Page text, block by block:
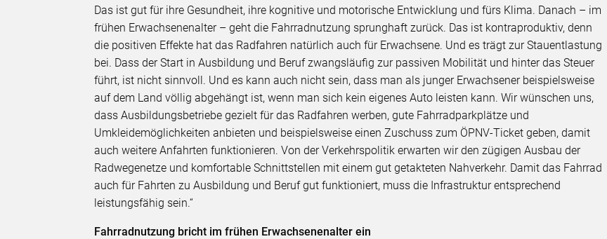
Das ist gut für ihre Gesundheit, ihre kognitive und motorische Entwicklung und fürs Klima. Danach – im
frühen Erwachsenenalter – geht die Fahrradnutzung sprunghaft zurück. Das ist kontraproduktiv, denn
die positiven Effekte hat das Radfahren natürlich auch für Erwachsene. Und es trägt zur Stauentlastung
bei. Dass der Start in Ausbildung und Beruf zwangsläufig zur passiven Mobilität und hinter das Steuer
führt, ist nicht sinnvoll. Und es kann auch nicht sein, dass man als junger Erwachsener beispielsweise
auf dem Land völlig abgehängt ist, wenn man sich kein eigenes Auto leisten kann. Wir wünschen uns,
dass Ausbildungsbetriebe gezielt für das Radfahren werben, gute Fahrradparkplätze und
Umkleidemöglichkeiten anbieten und beispielsweise einen Zuschuss zum ÖPNV-Ticket geben, damit
auch weitere Anfahrten funktionieren. Von der Verkehrspolitik erwarten wir den zügigen Ausbau der
Radwegenetze und komfortable Schnittstellen mit einem gut getakteten Nahverkehr. Damit das Fahrrad
auch für Fahrten zu Ausbildung und Beruf gut funktioniert, muss die Infrastruktur entsprechend
leistungsfähig sein.“
Fahrradnutzung bricht im frühen Erwachsenenalter ein